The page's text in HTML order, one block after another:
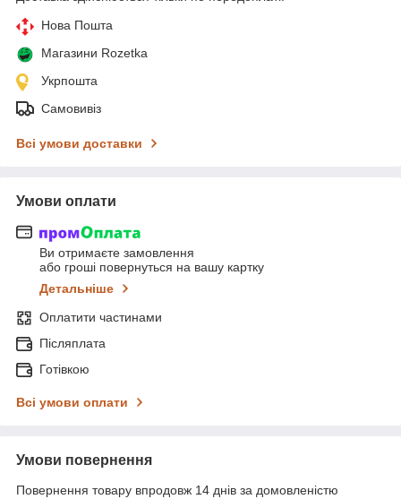
Нова Пошта
Магазини Rozetka
Укрпошта
Самовивіз
Всі умови доставки
Умови оплати
Ви отримаєте замовлення
або гроші повернуться на вашу картку
Детальніше
Оплатити частинами
Післяплата
Готівкою
Всі умови оплати
Умови повернення
Повернення товару впродовж 14 днів за домовленістю